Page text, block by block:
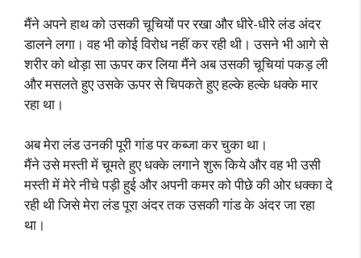
मैंने अपने हाथ को उसकी चूचियों पर रखा और धीरे-धीरे लंड अंदर
डालने लगा। वह भी कोई विरोध नहीं कर रही थी। उसने भी आगे से
शरीर को थोड़ा सा ऊपर कर लिया मैंने अब उसकी चूचियां पकड़ ली
और मसलते हुए उसके ऊपर से चिपकते हुए हल्के हल्के धक्के मार
रहा था।
अब मेरा लंड उनकी पूरी गांड पर कब्जा कर चुका था।
मैंने उसे मस्ती में चूमते हुए धक्के लगाने शुरू किये और वह भी उसी
मस्ती में मेरे नीचे पड़ी हुई और अपनी कमर को पीछे की ओर धक्का दे
रही थी जिसे मेरा लंड पूरा अंदर तक उसकी गांड के अंदर जा रहा
था।